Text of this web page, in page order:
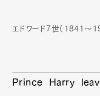
エドワード7世（1841～
Prince Harry